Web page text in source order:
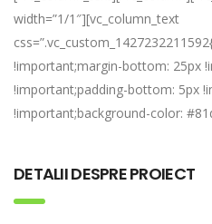
width=”1/1″][vc_column_text
!important;margin-bottom: 25px
!important;padding-bottom: 5px
!important;background-color:
DETALII DESPRE PROIECT